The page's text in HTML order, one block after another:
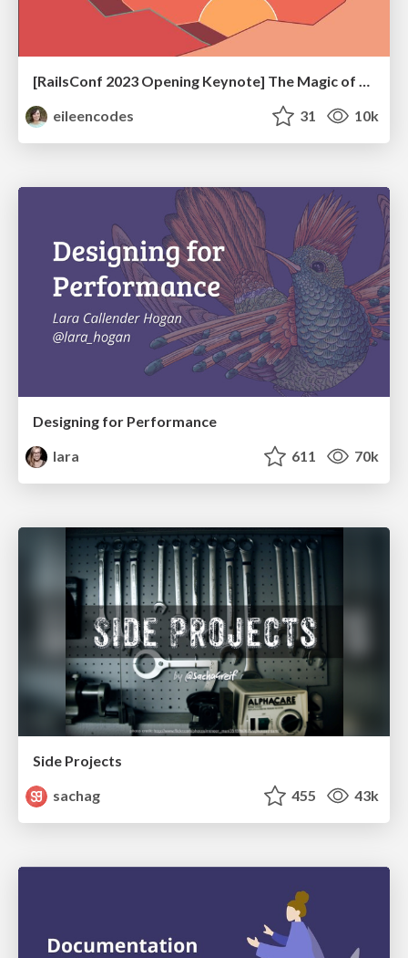
[RailsConf 2023 Opening Keynote] The Magic of Rails
eileencodes
31 10k
Designing for Performance
lara
611 70k
Side Projects
sachag
455 43k